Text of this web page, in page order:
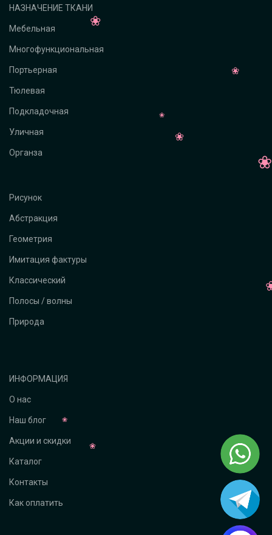
НАЗНАЧЕНИЕ ТКАНИ
Мебельная
Многофункциональная
Портьерная
Тюлевая
Подкладочная
Уличная
Органза
Рисунок
Абстракция
Геометрия
Имитация фактуры
Классический
Полосы / волны
Природа
ИНФОРМАЦИЯ
О нас
Наш блог
Акции и скидки
Каталог
Контакты
Как оплатить